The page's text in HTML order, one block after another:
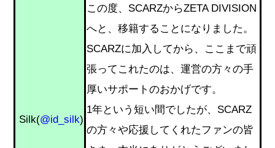
Silk(@id_silk)
この度、SCARZからZETA DIVISION
へと、移籍することになりました。
SCARZに加入してから、ここまで頑
張ってこれたのは、運営の方々の手
厚いサポートのおかげです。
1年という短い間でしたが、SCARZ
の方々や応援してくれたファンの皆